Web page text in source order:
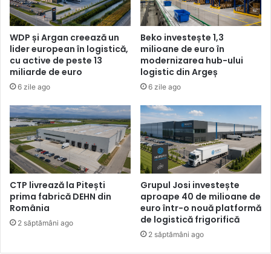
WDP și Argan creează un
lider european în logistică,
cu active de peste 13
miliarde de euro
6 zile ago
Beko investește 1,3
milioane de euro în
modernizarea hub-ului
logistic din Argeș
6 zile ago
CTP livrează la Pitești
prima fabrică DEHN din
România
2 săptămâni ago
Grupul Josi investește
aproape 40 de milioane de
euro într-o nouă platformă
de logistică frigorifică
2 săptămâni ago